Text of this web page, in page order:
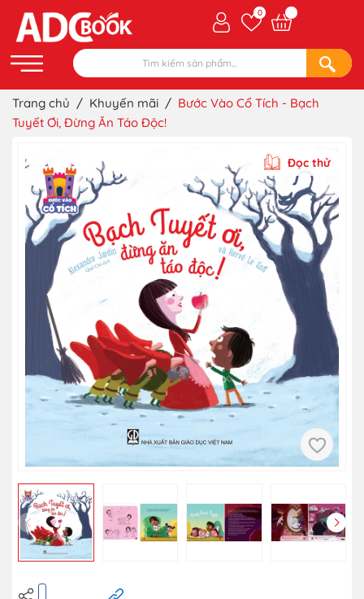
0
Trang chủ / Khuyến mãi / Bước Vào Cổ Tích - Bạch
Tuyết Ơi, Đừng Ăn Táo Độc!
Đọc thử